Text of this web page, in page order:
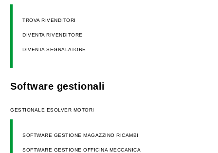
TROVA RIVENDITORI
DIVENTA RIVENDITORE
DIVENTA SEGNALATORE
Software gestionali
GESTIONALE ESOLVER MOTORI
SOFTWARE GESTIONE MAGAZZINO RICAMBI
SOFTWARE GESTIONE OFFICINA MECCANICA